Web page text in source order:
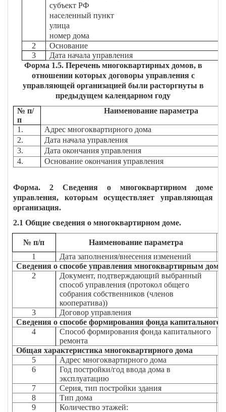
субъект РФ
населенный пункт
улица
номер дома
2
Основание
3
Дата начала управления
Форма 1.5. Перечень многоквартирных домов, в
отношении которых договоры управления с
управляющей организацией были расторгнуты в
предыдущем календарном году
№ п/
п
Наименование параметра
1.
Адрес многоквартирного дома
2.
Дата начала управления
3.
Дата окончания управления
4.
Основание окончания управления
Форма. 2 Сведения о многоквартирном доме
управления, которым осуществляет управляющая
организация.
2.1 Общие сведения о многоквартирном доме.
№ п/п Наименование параметра
1
Дата заполнения/внесения изменений
Сведения о способе управления многоквартирным
2
Документ, подтверждающий выбранный
способ управления (протокол общего
собрания собственников (членов
кооператива))
3
Договор управления
Сведения о способе формирования фонда капитального
4
Способ формирования фонда капитального
ремонта
Общая характеристика многоквартирного дома
5
Адрес многоквартирного дома
6
Год постройки/год ввода дома в
эксплуатацию
7
Серия, тип постройки здания
8
Тип дома
9
Количество этажей: